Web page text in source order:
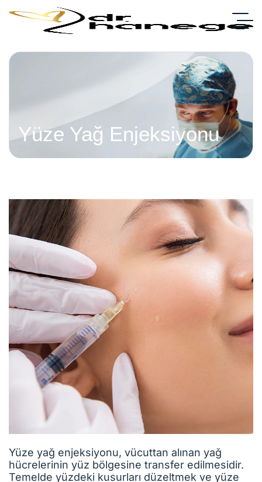
Yüze Yağ Enjeksiyonu
Yüze yağ enjeksiyonu, vücuttan alınan yağ
hücrelerinin yüz bölgesine transfer edilmesidir.
Temelde yüzdeki kusurları düzeltmek ve yüze